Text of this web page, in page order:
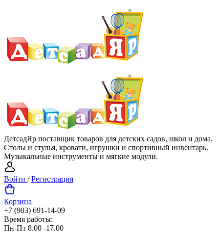
ДетсадЯр поставщик товаров для детских садов, школ и дома.
Столы и стулья, кровати, игрушки и спортивный инвентарь.
Музыкальные инструменты и мягкие модули.
Войти /Регистрация
Корзина
+7 (903) 691-14-09
Время работы:
Пн-Пт 8.00 -17.00